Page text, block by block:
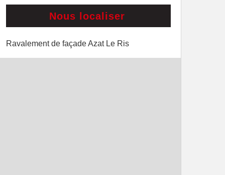
Nous localiser
Ravalement de façade Azat Le Ris